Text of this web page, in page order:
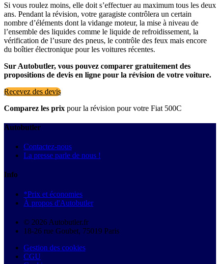
Si vous roulez moins, elle doit s’effectuer au maximum tous les deux
ans. Pendant la révision, votre garagiste contrôlera un certain
nombre d’éléments dont la vidange moteur, la mise à niveau de
l’ensemble des liquides comme le liquide de refroidissement, la
vérification de l’usure des pneus, le contrôle des feux mais encore
du boîtier électronique pour les voitures récentes.
Sur Autobutler, vous pouvez comparer gratuitement des
propositions de devis en ligne pour la révision de votre voiture.
Recevez des devis
Comparez les prix pour la révision pour votre Fiat 500C
Autobutler
Contactez-nous
La presse parle de nous !
Info
*Prix et économies
À propos d'Autobutler
© 2026 Autobutler.fr
18-26 rue Goubet, 75019 Paris
Gestion des cookies
CGU